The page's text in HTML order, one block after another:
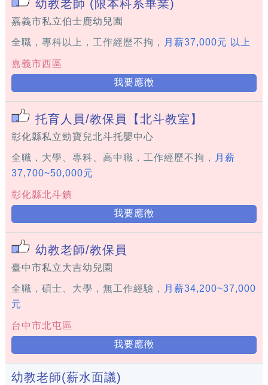
幼教老師 (限本科系畢業)
嘉義市私立伯士鹿幼兒園
全職，專科以上，工作經歷不拘， 月薪37,000元 以上
嘉義市西區
我要應徵
托育人員/教保員【北斗教室】
彰化縣私立勁寶兒北斗托嬰中心
全職，大學、專科、高中職，工作經歷不拘，
月薪
37,700~50,000元
彰化縣北斗鎮
我要應徵
幼教老師/教保員
臺中市私立大吉幼兒園
全職，碩士、大學，無工作經驗，
月薪34,200~37,000
元
台中市北屯區
我要應徵
幼教老師(薪水面議)